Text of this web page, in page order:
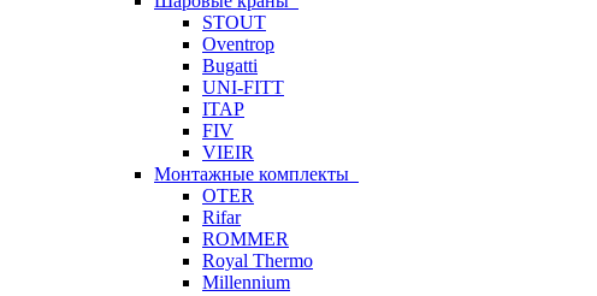
STOUT
Oventrop
Bugatti
UNI-FITT
ITAP
FIV
VIEIR
Монтажные комплекты
OTER
Rifar
ROMMER
Royal Thermo
Millennium